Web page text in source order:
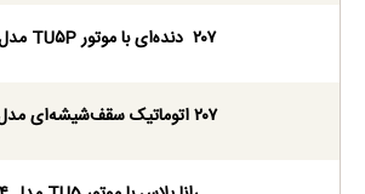
۲۰۷ دنده‌ای با موتور TU۵P مدل 1405
۲۰۷ اتوماتیک سقف‌شیشه‌ای مدل 1405